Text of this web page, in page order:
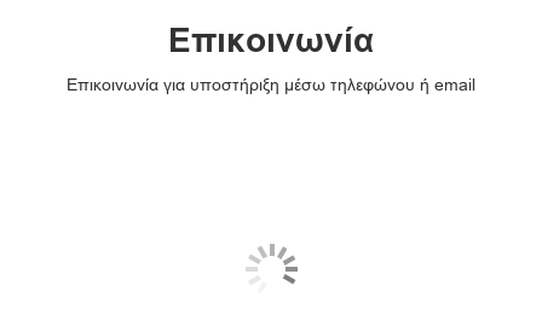
Επικοινωνία
Επικοινωνία για υποστήριξη μέσω τηλεφώνου ή email